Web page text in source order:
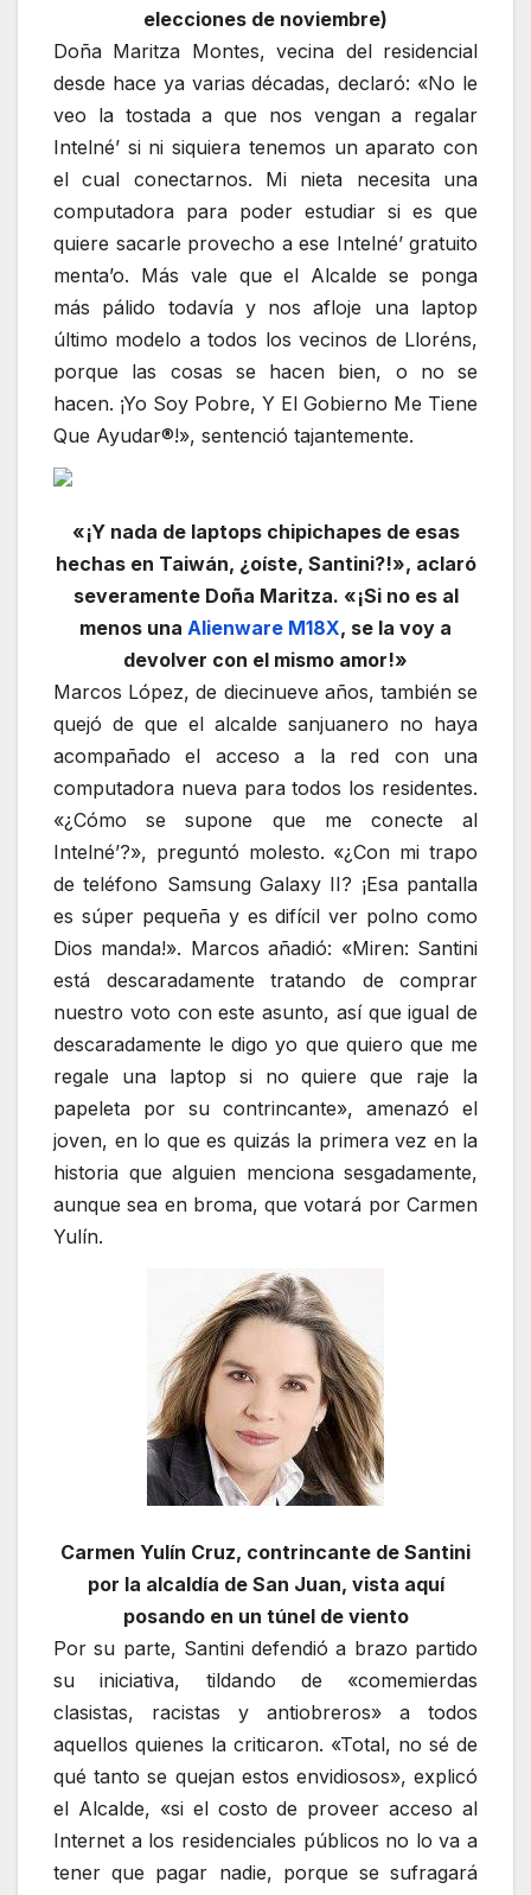
elecciones de noviembre)
Doña Maritza Montes, vecina del residencial
desde hace ya varias décadas, declaró: «No le
veo la tostada a que nos vengan a regalar
Intelné’ si ni siquiera tenemos un aparato con
el cual conectarnos. Mi nieta necesita una
computadora para poder estudiar si es que
quiere sacarle provecho a ese Intelné’ gratuito
menta’o. Más vale que el Alcalde se ponga
más pálido todavía y nos afloje una laptop
último modelo a todos los vecinos de Lloréns,
porque las cosas se hacen bien, o no se
hacen. ¡Yo Soy Pobre, Y El Gobierno Me Tiene
Que Ayudar®!», sentenció tajantemente.
«¡Y nada de laptops chipichapes de esas
hechas en Taiwán, ¿oíste, Santini?!», aclaró
severamente Doña Maritza. «¡Si no es al
menos una Alienware M18X, se la voy a
devolver con el mismo amor!»
Marcos López, de diecinueve años, también se
quejó de que el alcalde sanjuanero no haya
acompañado el acceso a la red con una
computadora nueva para todos los residentes.
«¿Cómo se supone que me conecte al
Intelné’?», preguntó molesto. «¿Con mi trapo
de teléfono Samsung Galaxy II? ¡Esa pantalla
es súper pequeña y es difícil ver polno como
Dios manda!». Marcos añadió: «Miren: Santini
está descaradamente tratando de comprar
nuestro voto con este asunto, así que igual de
descaradamente le digo yo que quiero que me
regale una laptop si no quiere que raje la
papeleta por su contrincante», amenazó el
joven, en lo que es quizás la primera vez en la
historia que alguien menciona sesgadamente,
aunque sea en broma, que votará por Carmen
Yulín.
Carmen Yulín Cruz, contrincante de Santini
por la alcaldía de San Juan, vista aquí
posando en un túnel de viento
Por su parte, Santini defendió a brazo partido
su iniciativa, tildando de «comemierdas
clasistas, racistas y antiobreros» a todos
aquellos quienes la criticaron. «Total, no sé de
qué tanto se quejan estos envidiosos», explicó
el Alcalde, «si el costo de proveer acceso al
Internet a los residenciales públicos no lo va a
tener que pagar nadie, porque se sufragará